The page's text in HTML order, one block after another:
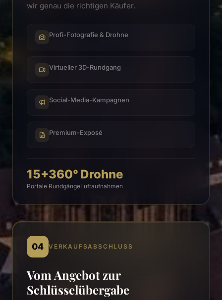
wir genau die richtigen Käufer.
Profi-Fotografie & Drohne
Virtueller 3D-Rundgang
Social-Media-Kampagnen
Premium-Exposé
15+
Portale
360°
Rundgänge
Drohne
Luftaufnahmen
04 VERKAUFSABSCHLUSS
Vom Angebot zur
Schlüsselübergabe